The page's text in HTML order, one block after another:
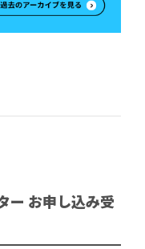
ー お申し込み受